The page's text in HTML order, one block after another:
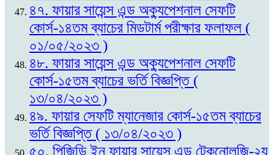
৪৭. ফায়ার সায়েন্স এন্ড অক্যুপেশনাল সেফটি
কোর্স-১৪তম ব্যাচের মিডটার্ম পরীক্ষার ফলাফল (
০১/০৫/২০২৩ )
৪৮. ফায়ার সায়েন্স এন্ড অক্যুপেশনাল সেফটি
কোর্স-১৫তম ব্যাচের ভর্তি বিজ্ঞপ্তি (
১৩/০৪/২০২৩ )
৪৯. ফায়ার সেফটি ম্যানেজার কোর্স-১৫তম ব্যাচের
ভর্তি বিজ্ঞপ্তি ( ১৩/০৪/২০২৩ )
৫০. পিজিডি ইন ফায়ার সায়েন্স এন্ড টেকনোলজি-২য়